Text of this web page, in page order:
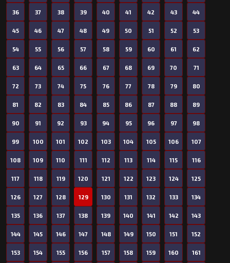
36 37 38 39 40 41 42 43 44
45 46 47 48 49 50 51 52 53
54 55 56 57 58 59 60 61 62
63 64 65 66 67 68 69 70 71
72 73 74 75 76 77 78 79 80
81 82 83 84 85 86 87 88 89
90 91 92 93 94 95 96 97 98
99 100 101 102 103 104 105 106 107
108 109 110 111 112 113 114 115 116
117 118 119 120 121 122 123 124 125
126 127 128 129 130 131 132 133 134
135 136 137 138 139 140 141 142 143
144 145 146 147 148 149 150 151 152
153 154 155 156 157 158 159 160 161